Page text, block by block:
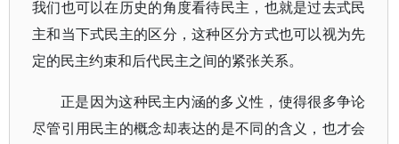
我们也可以在历史的角度看待民主，也就是过去式民
主和当下式民主的区分，这种区分方式也可以视为先
定的民主约束和后代民主之间的紧张关系。
正是因为这种民主内涵的多义性，使得很多争论
尽管引用民主的概念却表达的是不同的含义，也才会